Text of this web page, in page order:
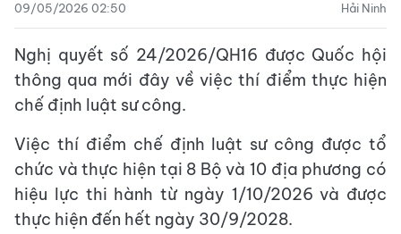
09/05/2026 02:50 Hải Ninh
Nghị quyết số 24/2026/QH16 được Quốc hội
thông qua mới đây về việc thí điểm thực hiện
chế định luật sư công.
Việc thí điểm chế định luật sư công được tổ
chức và thực hiện tại 8 Bộ và 10 địa phương có
hiệu lực thi hành từ ngày 1/10/2026 và được
thực hiện đến hết ngày 30/9/2028.